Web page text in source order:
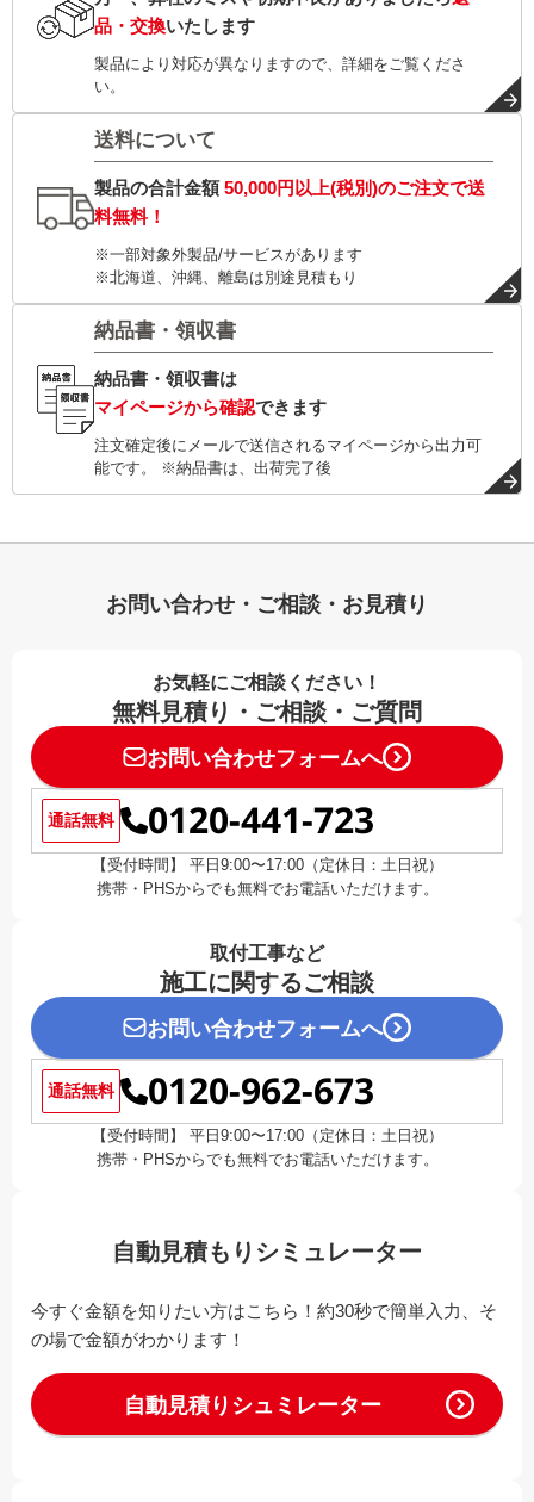
品・交換いたします
製品により対応が異なりますので、詳細をご覧くださ
い。
送料について
製品の合計金額50,000円以上(税別)のご注文で送
料無料！
※一部対象外製品/サービスがあります
※北海道、沖縄、離島は別途見積もり
納品書・領収書
納品書・領収書は
マイページから確認できます
注文確定後にメールで送信されるマイページから出力可
能です。 ※納品書は、出荷完了後
お問い合わせ・ご相談・お見積り
お気軽にご相談ください！
無料見積り・ご相談・ご質問
お問い合わせフォームへ
通話無料 0120-441-723
【受付時間】 平日9:00〜17:00（定休日：土日祝）
携帯・PHSからでも無料でお電話いただけます。
取付工事など
施工に関するご相談
お問い合わせフォームへ
通話無料 0120-962-673
【受付時間】 平日9:00〜17:00（定休日：土日祝）
携帯・PHSからでも無料でお電話いただけます。
自動見積もりシミュレーター
今すぐ金額を知りたい方はこちら！約30秒で簡単入力、そ
の場で金額がわかります！
自動見積りシュミレーター